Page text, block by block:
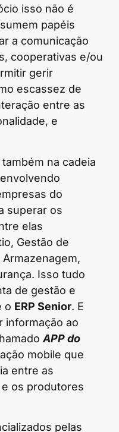
isso não é
papéis
a comunicação
cooperativas e/ou
gerir
escassez de
entre as
e
na cadeia
do
superar os
elas
Gestão de
Isso tudo
de gestão e
o ERP Senior. E
informação ao
APP do
mobile que
entre as
os produtores
pelas